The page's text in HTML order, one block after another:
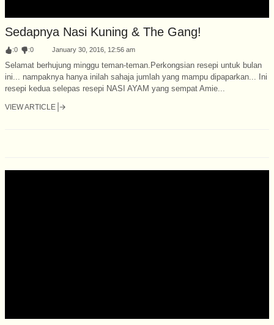
Sedapnya Nasi Kuning & The Gang!
:0 :0 January 30, 2016, 12:56 am
Selamat berhujung minggu teman-teman.Perkongsian resepi untuk bulan
ini... nampaknya hanya inilah sahaja jumlah yang mampu dipaparkan... Ini
resepi kedua selepas resepi NASI AYAM yang sempat Amie...
VIEW ARTICLE